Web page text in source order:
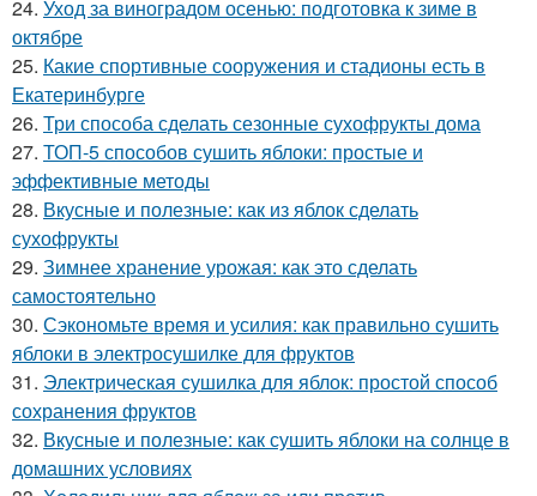
24. Уход за виноградом осенью: подготовка к зиме в
октябре
25. Какие спортивные сооружения и стадионы есть в
Екатеринбурге
26. Три способа сделать сезонные сухофрукты дома
27. ТОП-5 способов сушить яблоки: простые и
эффективные методы
28. Вкусные и полезные: как из яблок сделать
сухофрукты
29. Зимнее хранение урожая: как это сделать
самостоятельно
30. Сэкономьте время и усилия: как правильно сушить
яблоки в электросушилке для фруктов
31. Электрическая сушилка для яблок: простой способ
сохранения фруктов
32. Вкусные и полезные: как сушить яблоки на солнце в
домашних условиях